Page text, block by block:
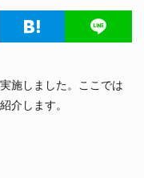
施しました。ここでは
介します。